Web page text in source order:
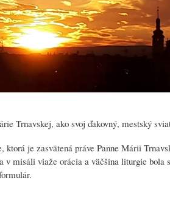
Trnavskej, ako svoj ďakovný, mestský
ktorá je zasvätená práve Panne Márii
v misáli viaže orácia a väčšina liturgie bola